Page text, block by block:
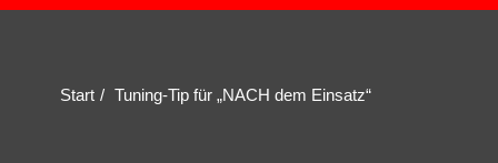
Start Tuning-Tip für „NACH dem Einsatz“